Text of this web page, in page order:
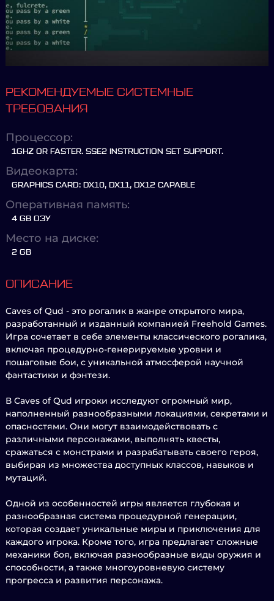
РЕКОМЕНДУЕМЫЕ СИСТЕМНЫЕ
ТРЕБОВАНИЯ
Процессор:
1GHZ OR FASTER. SSE2 INSTRUCTION SET SUPPORT.
Видеокарта:
GRAPHICS CARD: DX10, DX11, DX12 CAPABLE
Оперативная память:
4 GB ОЗУ
Место на диске:
2 GB
ОПИСАНИЕ
Caves of Qud - это рогалик в жанре открытого мира,
разработанный и изданный компанией Freehold Games.
Игра сочетает в себе элементы классического рогалика,
включая процедурно-генерируемые уровни и
пошаговые бои, с уникальной атмосферой научной
фантастики и фэнтези.
В Caves of Qud игроки исследуют огромный мир,
наполненный разнообразными локациями, секретами и
опасностями. Они могут взаимодействовать с
различными персонажами, выполнять квесты,
сражаться с монстрами и разрабатывать своего героя,
выбирая из множества доступных классов, навыков и
мутаций.
Одной из особенностей игры является глубокая и
разнообразная система процедурной генерации,
которая создает уникальные миры и приключения для
каждого игрока. Кроме того, игра предлагает сложные
механики боя, включая разнообразные виды оружия и
способности, а также многоуровневую систему
прогресса и развития персонажа.